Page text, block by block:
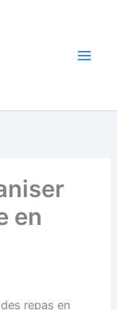
en
repas en